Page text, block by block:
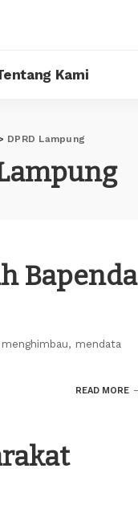
Kami
DPRD Lampung
Bapenda
mendata
READ MORE